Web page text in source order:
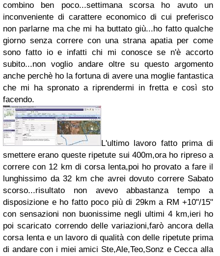
combino ben poco...settimana scorsa ho avuto un
inconveniente di carattere economico di cui preferisco
non parlarne ma che mi ha buttato giù...ho fatto qualche
giorno senza correre con una strana apatia per come
sono fatto io e infatti chi mi conosce se n'è accorto
subito...non voglio andare oltre su questo argomento
anche perchè ho la fortuna di avere una moglie fantastica
che mi ha spronato a riprendermi in fretta e così sto
facendo.
L'ultimo lavoro fatto prima di
smettere erano queste ripetute sui 400m,ora ho ripreso a
correre con 12 km di corsa lenta,poi ho provato a fare il
lunghissimo da 32 km che avrei dovuto correre Sabato
scorso...risultato non avevo abbastanza tempo a
disposizione e ho fatto poco più di 29km a RM +10"/15"
con sensazioni non buonissime negli ultimi 4 km,ieri ho
poi scaricato correndo delle variazioni,farò ancora della
corsa lenta e un lavoro di qualità con delle ripetute prima
di andare con i miei amici Ste,Ale,Teo,Sonz e Cecca alla